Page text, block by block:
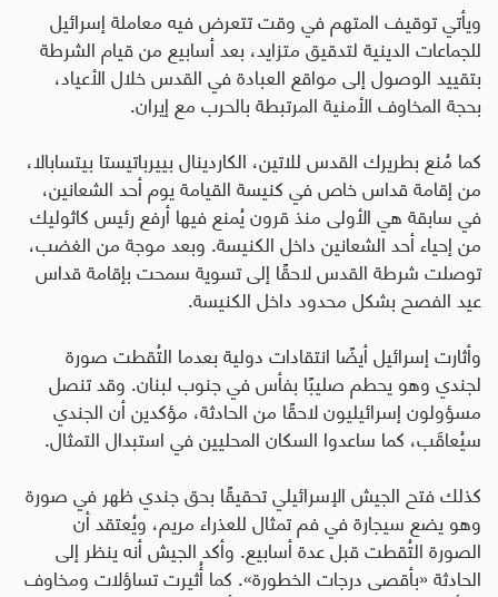
ويأتي توقيف المتهم في وقت تتعرض فيه معاملة إسرائيل
للجماعات الدينية لتدقيق متزايد، بعد أسابيع من قيام الشرطة
بتقييد الوصول إلى مواقع العبادة في القدس خلال الأعياد،
بحجة المخاوف الأمنية المرتبطة بالحرب مع إيران.
كما مُنع بطريرك القدس للاتين، الكاردينال بييرباتيستا بيتسابالا،
من إقامة قداس خاص في كنيسة القيامة يوم أحد الشعانين،
في سابقة هي الأولى منذ قرون يُمنع فيها أرفع رئيس كاثوليك
من إحياء أحد الشعانين داخل الكنيسة. وبعد موجة من الغضب،
توصلت شرطة القدس لاحقًا إلى تسوية سمحت بإقامة قداس
عيد الفصح بشكل محدود داخل الكنيسة.
وأثارت إسرائيل أيضًا انتقادات دولية بعدما التُقطت صورة
لجندي وهو يحطم صليبًا بفأس في جنوب لبنان. وقد تنصل
مسؤولون إسرائيليون لاحقًا من الحادثة، مؤكدين أن الجندي
سيُعاقَب، كما ساعدوا السكان المحليين في استبدال التمثال.
كذلك فتح الجيش الإسرائيلي تحقيقًا بحق جندي ظهر في صورة
وهو يضع سيجارة في فم تمثال للعذراء مريم، ويُعتقد أن
الصورة التُقطت قبل عدة أسابيع. وأكد الجيش أنه ينظر إلى
الحادثة «بأقصى درجات الخطورة». كما أُثيرت تساؤلات ومخاوف